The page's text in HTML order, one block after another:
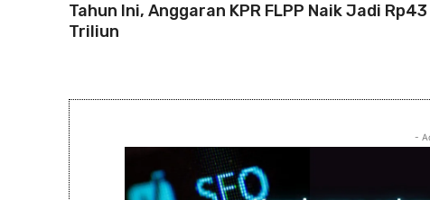
Tahun Ini, Anggaran KPR FLPP Naik Jadi Rp43
Triliun
-